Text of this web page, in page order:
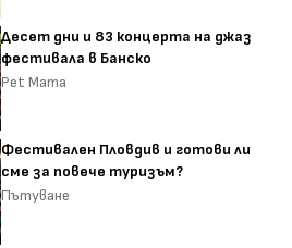
Десет дни и 83 концерта на джаз
фестивала в Банско
Pet Mama
Фестивален Пловдив и готови ли
сме за повече туризъм?
Пътуване